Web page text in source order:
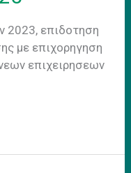
2023, επιδοτηση
με επιχορηγηση
επιχειρησεων